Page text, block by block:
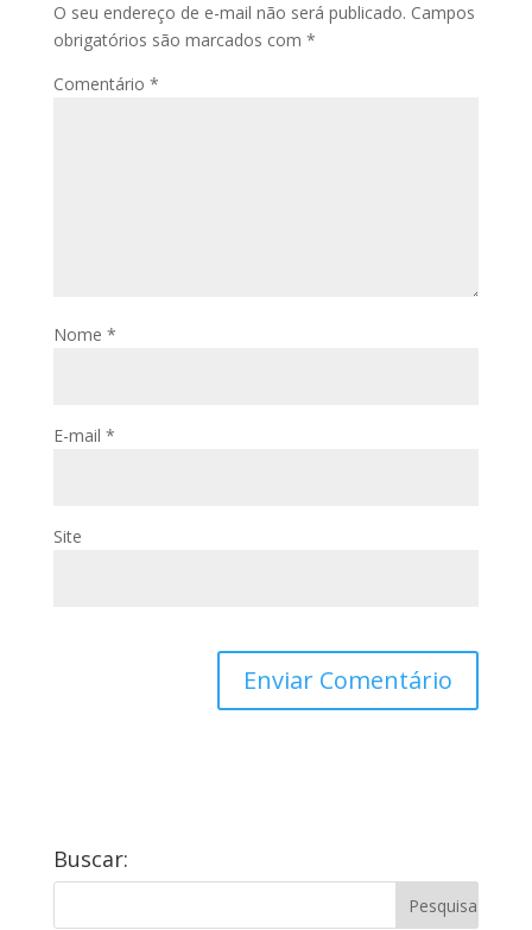
O seu endereço de e-mail não será publicado. Campos
obrigatórios são marcados com *
Comentário *
Nome *
E-mail *
Site
Buscar: